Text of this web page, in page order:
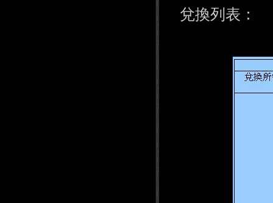
兌換列表：